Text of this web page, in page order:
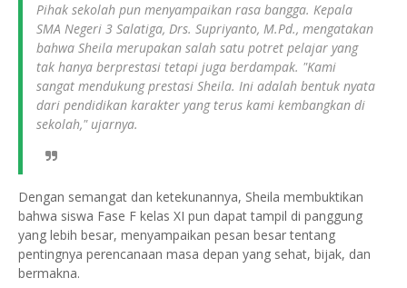
Pihak sekolah pun menyampaikan rasa bangga. Kepala
SMA Negeri 3 Salatiga, Drs. Supriyanto, M.Pd., mengatakan
bahwa Sheila merupakan salah satu potret pelajar yang
tak hanya berprestasi tetapi juga berdampak. "Kami
sangat mendukung prestasi Sheila. Ini adalah bentuk nyata
dari pendidikan karakter yang terus kami kembangkan di
sekolah," ujarnya.
Dengan semangat dan ketekunannya, Sheila membuktikan
bahwa siswa Fase F kelas XI pun dapat tampil di panggung
yang lebih besar, menyampaikan pesan besar tentang
pentingnya perencanaan masa depan yang sehat, bijak, dan
bermakna.